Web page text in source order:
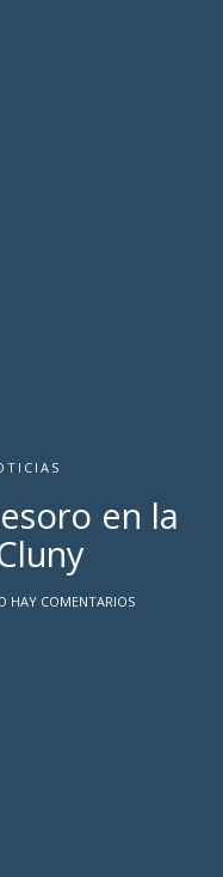
en la
HAY COMENTARIOS